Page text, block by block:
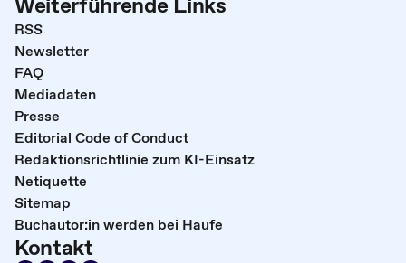
RSS
Newsletter
FAQ
Mediadaten
Presse
Editorial Code of Conduct
Redaktionsrichtlinie zum KI-Einsatz
Netiquette
Sitemap
Buchautor:in werden bei Haufe
Kontakt